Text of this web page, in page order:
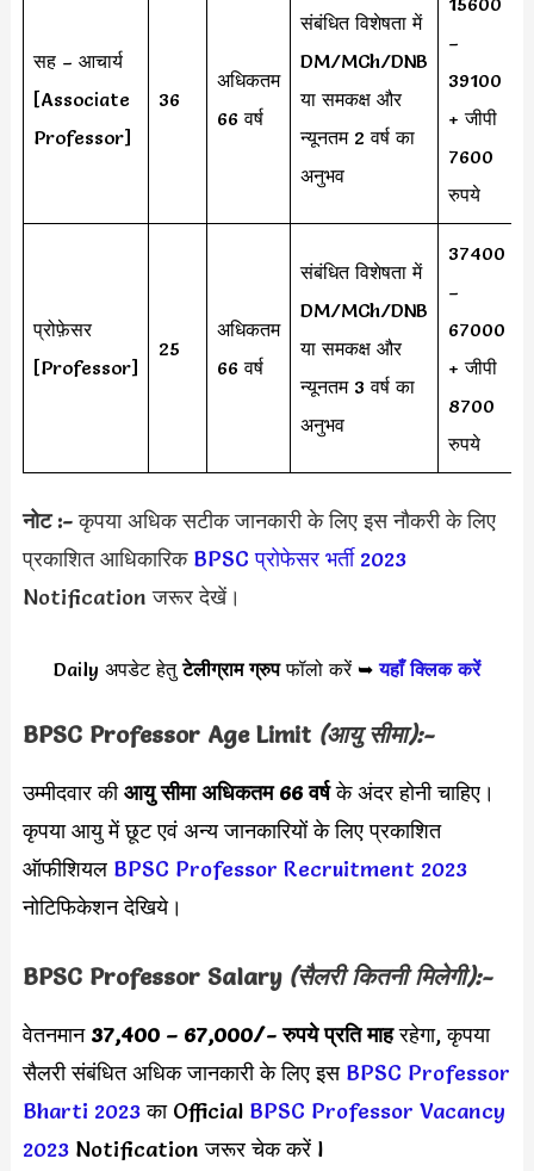
सह – आचार्य
[Associate
Professor]
36
अधिकतम
66 वर्ष
संबंधित विशेषता में
DM/MCh/DNB
या समकक्ष और
न्यूनतम 2 वर्ष का
अनुभव
–
39100
+ जीपी
7600
रुपये
प्रोफ़ेसर
[Professor]
25
अधिकतम
66 वर्ष
संबंधित विशेषता में
DM/MCh/DNB
या समकक्ष और
न्यूनतम 3 वर्ष का
अनुभव
37400
–
67000
+ जीपी
8700
रुपये
नोट :-कृपया अधिक सटीक जानकारी के लिए इस नौकरी के लिए
प्रकाशित आधिकारिक BPSC प्रोफेसर भर्ती 2023
Notification जरूर देखें।
Daily अपडेट हेतुटेलीग्राम ग्रुपफॉलो करें ➥यहाँ क्लिक करें
BPSC Professor Age Limit (आयु सीमा):-
उम्मीदवार कीआयु सीमा अधिकतम 66 वर्षके अंदर होनी चाहिए।
कृपया आयु में छूट एवं अन्य जानकारियों के लिए प्रकाशित
ऑफीशियल BPSC Professor Recruitment 2023
नोटिफिकेशन देखिये।
BPSC Professor Salary (सैलरी कितनी मिलेगी):-
वेतनमान 37,400 – 67,000/- रुपये प्रति माहरहेगा, कृपया
सैलरी संबंधित अधिक जानकारी के लिए इस BPSC Professor
Bharti 2023का Official BPSC Professor Vacancy
2023Notification जरूर चेक करें l